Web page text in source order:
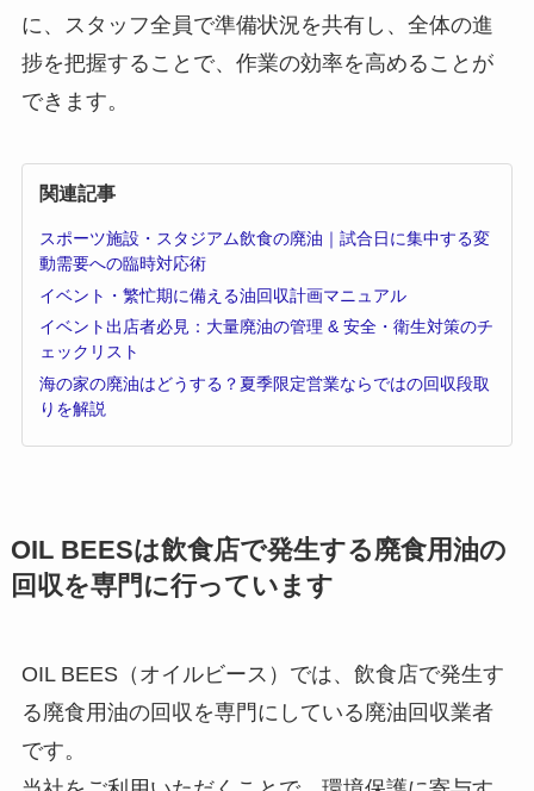
に、スタッフ全員で準備状況を共有し、全体の進
捗を把握することで、作業の効率を高めることが
できます。
関連記事
スポーツ施設・スタジアム飲食の廃油｜試合日に集中する変
動需要への臨時対応術
イベント・繁忙期に備える油回収計画マニュアル
イベント出店者必見：大量廃油の管理 & 安全・衛生対策のチ
ェックリスト
海の家の廃油はどうする？夏季限定営業ならではの回収段取
りを解説
OIL BEESは飲食店で発生する廃食用油の
回収を専門に行っています
OIL BEES（オイルビース）では、飲食店で発生す
る廃食用油の回収を専門にしている廃油回収業者
です。